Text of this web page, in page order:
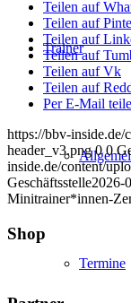
Trainer
Termine
Teilen auf
Teilen auf
Teilen auf
Teilen auf
Teilen auf Vk
Teilen auf
Per E-Mail
https://bbv-inside.de/
header_v3.png 0 0
inside.de/content/
Geschäftsstelle2026-
Minitrainer*innen-
Shop